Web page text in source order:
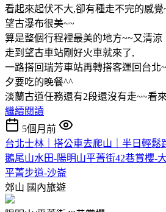
看起來起伏不大,卻有種走不完的感覺
望古瀑布很美~~
算是整個行程裡最美的地方~~又清涼
走到望古車站剛好火車就來了,
一路搭回瑞芳車站再轉搭客運回台北
夕要吃的晚餐^^
淡蘭古道任務還有2段還沒有走~~看
繼續閱讀
5個月前
台北士林｜搭公車去爬山｜半日輕鬆
鵝尾山水田-陽明山平菁街42巷賞櫻-
平菁步道-沙崙
郊山 國內旅遊